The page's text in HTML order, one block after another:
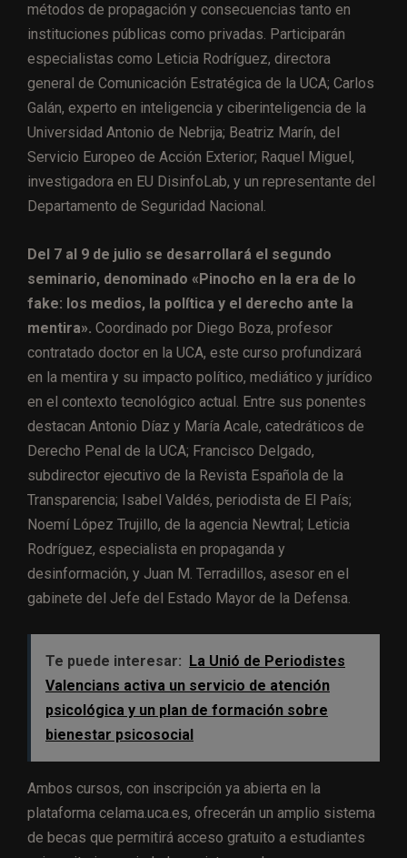
métodos de propagación y consecuencias tanto en
instituciones públicas como privadas. Participarán
especialistas como Leticia Rodríguez, directora
general de Comunicación Estratégica de la UCA; Carlos
Galán, experto en inteligencia y ciberinteligencia de la
Universidad Antonio de Nebrija; Beatriz Marín, del
Servicio Europeo de Acción Exterior; Raquel Miguel,
investigadora en EU DisinfoLab, y un representante del
Departamento de Seguridad Nacional.
Del 7 al 9 de julio se desarrollará el segundo
seminario, denominado «Pinocho en la era de lo
fake: los medios, la política y el derecho ante la
mentira». Coordinado por Diego Boza, profesor
contratado doctor en la UCA, este curso profundizará
en la mentira y su impacto político, mediático y jurídico
en el contexto tecnológico actual. Entre sus ponentes
destacan Antonio Díaz y María Acale, catedráticos de
Derecho Penal de la UCA; Francisco Delgado,
subdirector ejecutivo de la Revista Española de la
Transparencia; Isabel Valdés, periodista de El País;
Noemí López Trujillo, de la agencia Newtral; Leticia
Rodríguez, especialista en propaganda y
desinformación, y Juan M. Terradillos, asesor en el
gabinete del Jefe del Estado Mayor de la Defensa.
Te puede interesar:
La Unió de Periodistes
Valencians activa un servicio de atención
psicológica y un plan de formación sobre
bienestar psicosocial
Ambos cursos, con inscripción ya abierta en la
plataforma celama.uca.es, ofrecerán un amplio sistema
de becas que permitirá acceso gratuito a estudiantes